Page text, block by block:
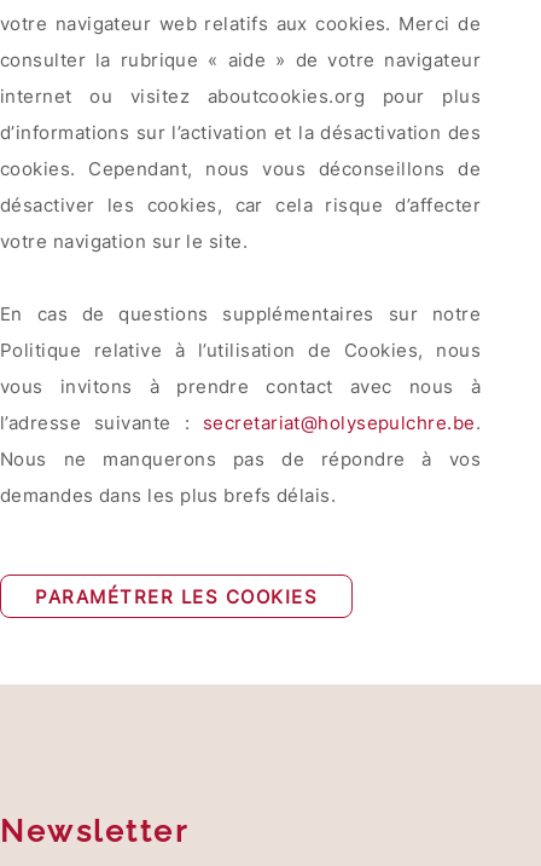
votre navigateur web relatifs aux cookies. Merci de
consulter la rubrique « aide » de votre navigateur
internet ou visitez aboutcookies.org pour plus
d’informations sur l’activation et la désactivation des
cookies. Cependant, nous vous déconseillons de
désactiver les cookies, car cela risque d’affecter
votre navigation sur le site.
En cas de questions supplémentaires sur notre
Politique relative à l’utilisation de Cookies, nous
vous invitons à prendre contact avec nous à
l’adresse suivante : secretariat@holysepulchre.be.
Nous ne manquerons pas de répondre à vos
demandes dans les plus brefs délais.
PARAMÉTRER LES COOKIES
Newsletter